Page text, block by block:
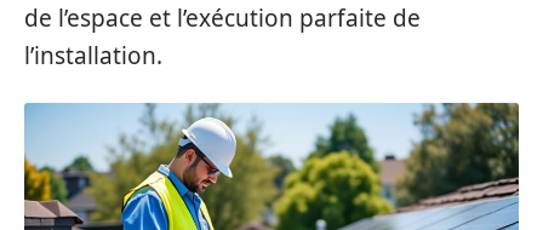
de l’espace et l’exécution parfaite de
l’installation.